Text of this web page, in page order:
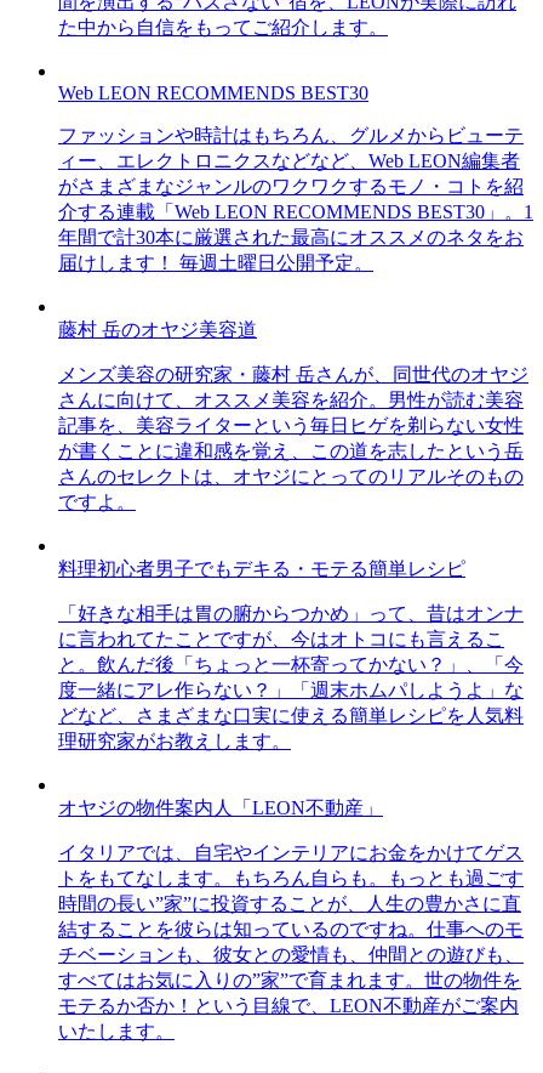
た中から自信をもってご紹介します。
Web LEON RECOMMENDS BEST30
ファッションや時計はもちろん、グルメからビューテ
ィー、エレクトロニクスなどなど、Web LEON編集者
がさまざまなジャンルのワクワクするモノ・コトを紹
介する連載「Web LEON RECOMMENDS BEST30」。1
年間で計30本に厳選された最高にオススメのネタをお
届けします！ 毎週土曜日公開予定。
藤村 岳のオヤジ美容道
メンズ美容の研究家・藤村 岳さんが、同世代のオヤジ
さんに向けて、オススメ美容を紹介。男性が読む美容
記事を、美容ライターという毎日ヒゲを剃らない女性
が書くことに違和感を覚え、この道を志したという岳
さんのセレクトは、オヤジにとってのリアルそのもの
ですよ。
料理初心者男子でもデキる・モテる簡単レシピ
「好きな相手は胃の腑からつかめ」って、昔はオンナ
に言われてたことですが、今はオトコにも言えるこ
と。飲んだ後「ちょっと一杯寄ってかない？」、「今
度一緒にアレ作らない？」「週末ホムパしようよ」な
どなど、さまざまな口実に使える簡単レシピを人気料
理研究家がお教えします。
オヤジの物件案内人「LEON不動産」
イタリアでは、自宅やインテリアにお金をかけてゲス
トをもてなします。もちろん自らも。もっとも過ごす
時間の長い”家”に投資することが、人生の豊かさに直
結することを彼らは知っているのですね。仕事へのモ
チベーションも、彼女との愛情も、仲間との遊びも、
すべてはお気に入りの”家”で育まれます。世の物件を
モテるか否か！という目線で、LEON不動産がご案内
いたします。